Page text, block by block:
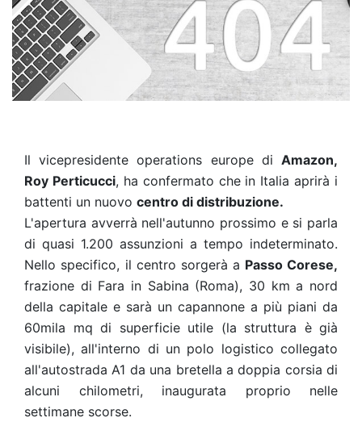
Il vicepresidente operations europe di Amazon,
Roy Perticucci, ha confermato che in Italia aprirà i
battenti un nuovo centro di distribuzione.
L'apertura avverrà nell'autunno prossimo e si parla
di quasi 1.200 assunzioni a tempo indeterminato.
Nello specifico, il centro sorgerà a Passo Corese,
frazione di Fara in Sabina (Roma), 30 km a nord
della capitale e sarà un capannone a più piani da
60mila mq di superficie utile (la struttura è già
visibile), all'interno di un polo logistico collegato
all'autostrada A1 da una bretella a doppia corsia di
alcuni chilometri, inaugurata proprio nelle
settimane scorse.